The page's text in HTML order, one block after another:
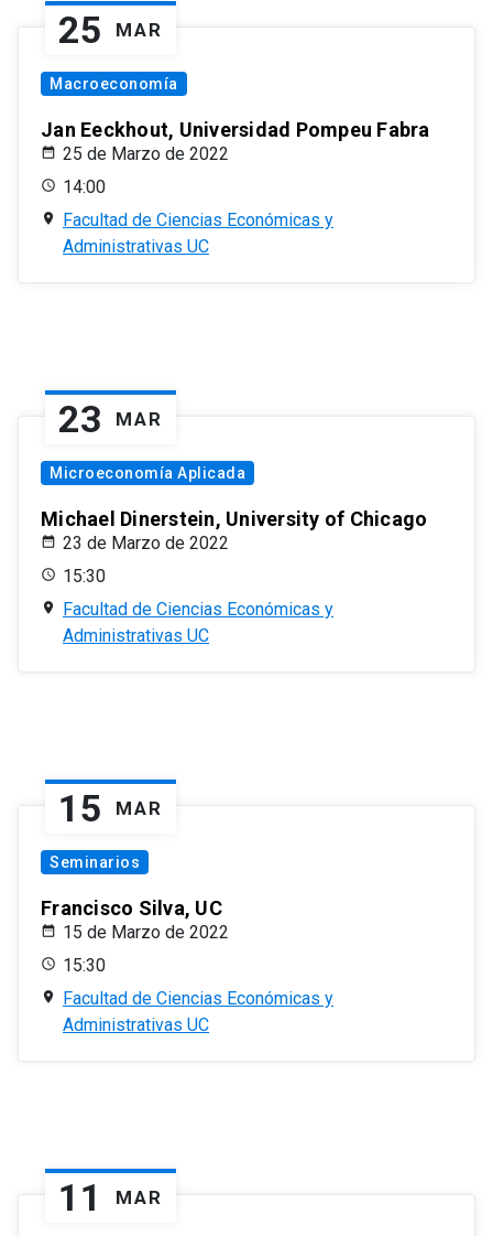
25 MAR
Macroeconomía
Jan Eeckhout, Universidad Pompeu Fabra
25 de Marzo de 2022
14:00
Facultad de Ciencias Económicas y
Administrativas UC
23 MAR
Microeconomía Aplicada
Michael Dinerstein, University of Chicago
23 de Marzo de 2022
15:30
Facultad de Ciencias Económicas y
Administrativas UC
15 MAR
Seminarios
Francisco Silva, UC
15 de Marzo de 2022
15:30
Facultad de Ciencias Económicas y
Administrativas UC
11 MAR